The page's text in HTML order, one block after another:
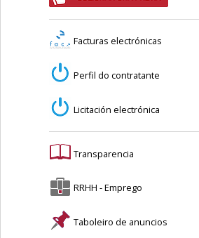
Facturas electrónicas
Perfil do contratante
Licitación electrónica
Transparencia
RRHH - Emprego
Taboleiro de anuncios